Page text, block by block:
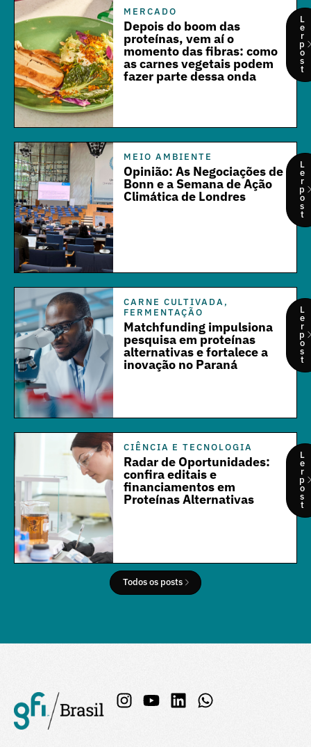
MERCADO
Depois do boom das
proteínas, vem aí o
momento das fibras: como
as carnes vegetais podem
fazer parte dessa onda
L
e
r
p
o
s
t
MEIO AMBIENTE
Opinião: As Negociações de
Bonn e a Semana de Ação
Climática de Londres
L
e
r
p
o
s
t
CARNE CULTIVADA,
FERMENTAÇÃO
Matchfunding impulsiona
pesquisa em proteínas
alternativas e fortalece a
inovação no Paraná
L
e
r
p
o
s
t
CIÊNCIA E TECNOLOGIA
Radar de Oportunidades:
confira editais e
financiamentos em
Proteínas Alternativas
L
e
r
p
o
s
t
Todos os posts